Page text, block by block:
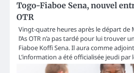
Togo-Fiaboe Sena, nouvel
OTR
Vingt-quatre heures après le départ de
l’As OTR n’a pas tardé pour lui trouver
Fiaboe Koffi Sena. Il aura comme
L’information a été officialisée jeudi par